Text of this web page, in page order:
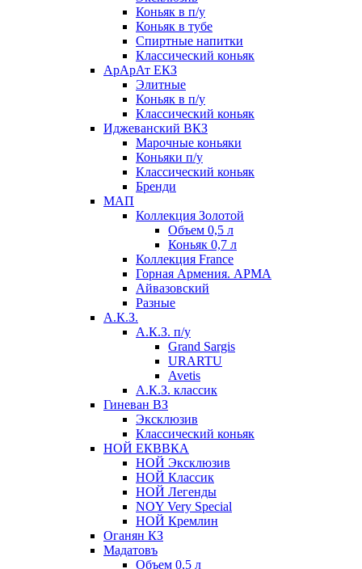
Коньяк в п/у
Коньяк в тубе
Спиртные напитки
Классический коньяк
АрАрАт ЕКЗ
Элитные
Коньяк в п/у
Классический коньяк
Иджеванский ВКЗ
Марочные коньяки
Коньяки п/у
Классический коньяк
Бренди
МАП
Коллекция Золотой
Объем 0,5 л
Коньяк 0,7 л
Коллекция France
Горная Армения. АРМА
Айвазовский
Разные
А.К.З.
А.К.З. п/у
Grand Sargis
URARTU
Avetis
А.К.З. классик
Гиневан ВЗ
Эксклюзив
Классический коньяк
НОЙ ЕКВВКА
НОЙ Эксклюзив
НОЙ Классик
НОЙ Легенды
NOY Very Speсial
НОЙ Кремлин
Оганян КЗ
Мадатовъ
Объем 0,5 л